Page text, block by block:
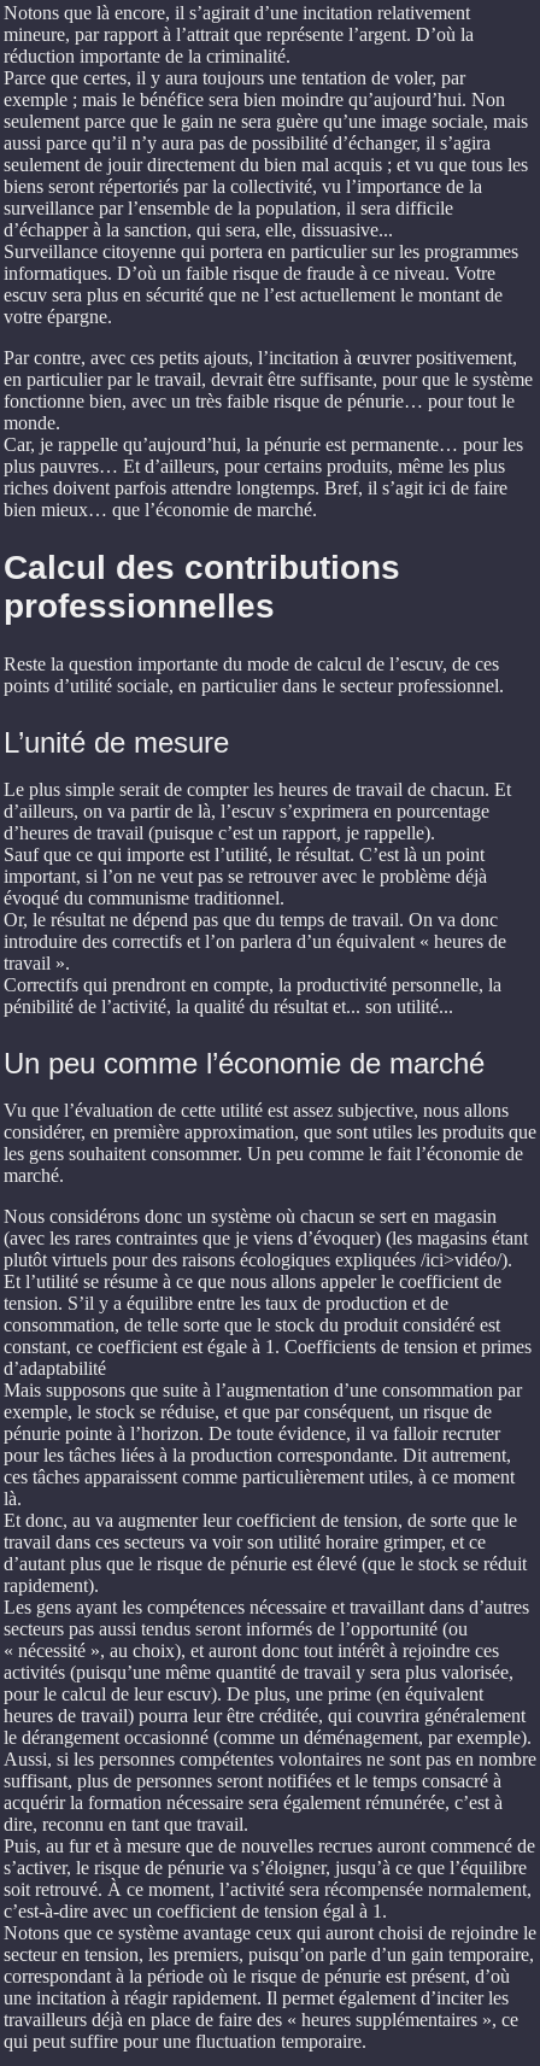
Notons que là encore, il s’agirait d’une incitation relativement
mineure, par rapport à l’attrait que représente l’argent. D’où la
réduction importante de la criminalité.
Parce que certes, il y aura toujours une tentation de voler, par
exemple ; mais le bénéfice sera bien moindre qu’aujourd’hui. Non
seulement parce que le gain ne sera guère qu’une image sociale, mais
aussi parce qu’il n’y aura pas de possibilité d’échanger, il s’agira
seulement de jouir directement du bien mal acquis ; et vu que tous les
biens seront répertoriés par la collectivité, vu l’importance de la
surveillance par l’ensemble de la population, il sera difficile
d’échapper à la sanction, qui sera, elle, dissuasive...
Surveillance citoyenne qui portera en particulier sur les programmes
informatiques. D’où un faible risque de fraude à ce niveau. Votre
escuv sera plus en sécurité que ne l’est actuellement le montant de
votre épargne.
Par contre, avec ces petits ajouts, l’incitation à œuvrer positivement,
en particulier par le travail, devrait être suffisante, pour que le système
fonctionne bien, avec un très faible risque de pénurie… pour tout le
monde.
Car, je rappelle qu’aujourd’hui, la pénurie est permanente… pour les
plus pauvres… Et d’ailleurs, pour certains produits, même les plus
riches doivent parfois attendre longtemps. Bref, il s’agit ici de faire
bien mieux… que l’économie de marché.
Calcul des contributions
professionnelles
Reste la question importante du mode de calcul de l’escuv, de ces
points d’utilité sociale, en particulier dans le secteur professionnel.
L’unité de mesure
Le plus simple serait de compter les heures de travail de chacun. Et
d’ailleurs, on va partir de là, l’escuv s’exprimera en pourcentage
d’heures de travail (puisque c’est un rapport, je rappelle).
Sauf que ce qui importe est l’utilité, le résultat. C’est là un point
important, si l’on ne veut pas se retrouver avec le problème déjà
évoqué du communisme traditionnel.
Or, le résultat ne dépend pas que du temps de travail. On va donc
introduire des correctifs et l’on parlera d’un équivalent « heures de
travail ».
Correctifs qui prendront en compte, la productivité personnelle, la
pénibilité de l’activité, la qualité du résultat et... son utilité...
Un peu comme l’économie de marché
Vu que l’évaluation de cette utilité est assez subjective, nous allons
considérer, en première approximation, que sont utiles les produits que
les gens souhaitent consommer. Un peu comme le fait l’économie de
marché.
Nous considérons donc un système où chacun se sert en magasin
(avec les rares contraintes que je viens d’évoquer) (les magasins étant
plutôt virtuels pour des raisons écologiques expliquées /ici>vidéo/).
Et l’utilité se résume à ce que nous allons appeler le coefficient de
tension. S’il y a équilibre entre les taux de production et de
consommation, de telle sorte que le stock du produit considéré est
constant, ce coefficient est égale à 1. Coefficients de tension et primes
d’adaptabilité
Mais supposons que suite à l’augmentation d’une consommation par
exemple, le stock se réduise, et que par conséquent, un risque de
pénurie pointe à l’horizon. De toute évidence, il va falloir recruter
pour les tâches liées à la production correspondante. Dit autrement,
ces tâches apparaissent comme particulièrement utiles, à ce moment
là.
Et donc, au va augmenter leur coefficient de tension, de sorte que le
travail dans ces secteurs va voir son utilité horaire grimper, et ce
d’autant plus que le risque de pénurie est élevé (que le stock se réduit
rapidement).
Les gens ayant les compétences nécessaire et travaillant dans d’autres
secteurs pas aussi tendus seront informés de l’opportunité (ou
« nécessité », au choix), et auront donc tout intérêt à rejoindre ces
activités (puisqu’une même quantité de travail y sera plus valorisée,
pour le calcul de leur escuv). De plus, une prime (en équivalent
heures de travail) pourra leur être créditée, qui couvrira généralement
le dérangement occasionné (comme un déménagement, par exemple).
Aussi, si les personnes compétentes volontaires ne sont pas en nombre
suffisant, plus de personnes seront notifiées et le temps consacré à
acquérir la formation nécessaire sera également rémunérée, c’est à
dire, reconnu en tant que travail.
Puis, au fur et à mesure que de nouvelles recrues auront commencé de
s’activer, le risque de pénurie va s’éloigner, jusqu’à ce que l’équilibre
soit retrouvé. À ce moment, l’activité sera récompensée normalement,
c’est-à-dire avec un coefficient de tension égal à 1.
Notons que ce système avantage ceux qui auront choisi de rejoindre le
secteur en tension, les premiers, puisqu’on parle d’un gain temporaire,
correspondant à la période où le risque de pénurie est présent, d’où
une incitation à réagir rapidement. Il permet également d’inciter les
travailleurs déjà en place de faire des « heures supplémentaires », ce
qui peut suffire pour une fluctuation temporaire.